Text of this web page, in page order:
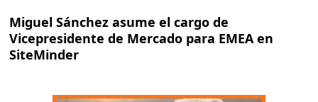
Miguel Sánchez asume el cargo de
Vicepresidente de Mercado para EMEA en
SiteMinder